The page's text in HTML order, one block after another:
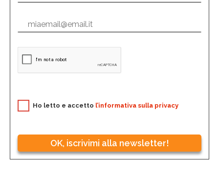
Ho letto e accetto l’informativa sulla privacy
OK, iscrivimi alla newsletter!